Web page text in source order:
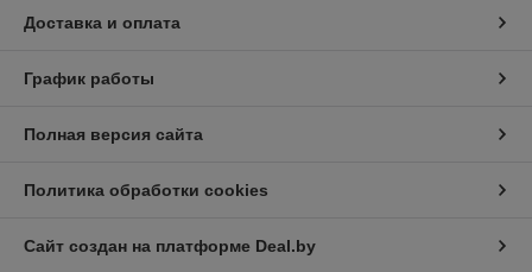
Доставка и оплата
График работы
Полная версия сайта
Политика обработки cookies
Сайт создан на платформе Deal.by